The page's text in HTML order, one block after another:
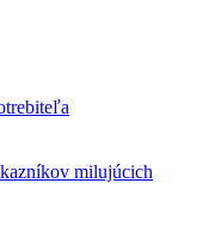
milujúcich